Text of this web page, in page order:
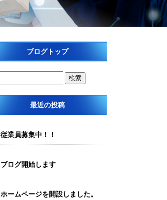
ブログトップ
最近の投稿
従業員募集中！！
ブログ開始します
ホームページを開設しました。